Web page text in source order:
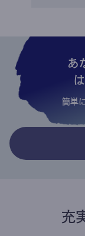
あ
簡単
充